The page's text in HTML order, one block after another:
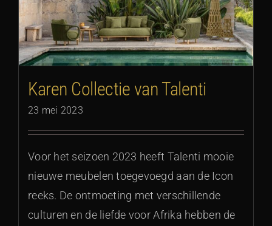
Karen Collectie van Talenti
23 mei 2023
Voor het seizoen 2023 heeft Talenti mooie
nieuwe meubelen toegevoegd aan de Icon
reeks. De ontmoeting met verschillende
culturen en de liefde voor Afrika hebben de